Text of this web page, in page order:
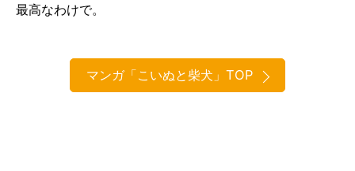
最高なわけで。
マンガ「こいぬと柴犬」TOP